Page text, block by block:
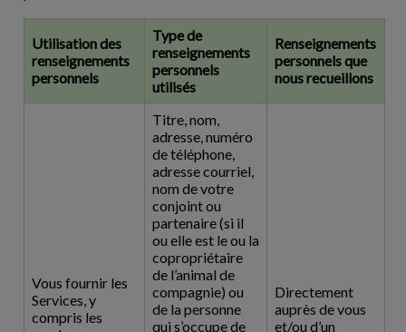
Utilisation des
renseignements
personnels
Type de
renseignements
personnels
utilisés
Renseignements
personnels que
nous recueillons
Vous fournir les
Services, y
compris les
Titre, nom,
adresse, numéro
de téléphone,
adresse courriel,
nom de votre
conjoint ou
partenaire (si il
ou elle est le ou la
copropriétaire
de l’animal de
compagnie) ou
de la personne
qui s’occupe de
Directement
auprès de vous
et/ou d’un